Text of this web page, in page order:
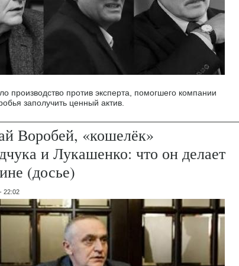
производство против эксперта, помогшего компании
заполучить ценный актив.
Воробей, «кошелёк»
и Лукашенко: что он делает
(досье)
22:02